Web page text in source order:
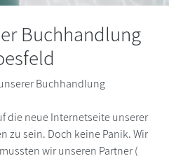
Buchhandlung
Buchhandlung
die neue Internetseite unserer
zu sein. Doch keine Panik. Wir
wir unseren Partner (